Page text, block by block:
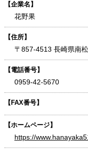
【企業名】
花野果
【住所】
〒857-4513 長崎県南
【電話番号】
0959-42-5670
【FAX番号】
【ホームページ】
https://